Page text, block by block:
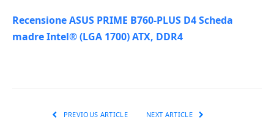
Recensione ASUS PRIME B760-PLUS D4 Scheda
madre Intel® (LGA 1700) ATX, DDR4
PREVIOUS ARTICLE NEXT ARTICLE